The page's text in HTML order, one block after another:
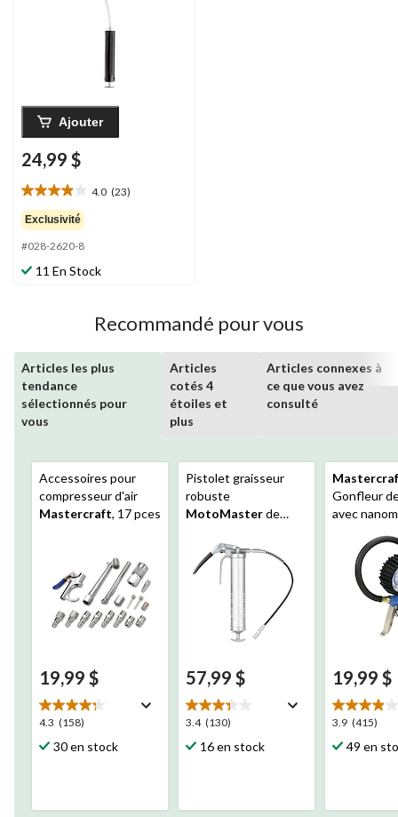
Ajouter
24,99 $
4.0 (23)
4.0
étoile(s)
sur
5.
23
Exclusivité
#028-2620-8
11 En Stock
Recommandé pour vous
Articles les plus
tendance
sélectionnés pour
vous
Articles
cotés 4
étoiles et
plus
Articles connexes à
ce que vous avez
consulté
Accessoires pour
compresseur d'air
Mastercraft, 17 pces
19,99 $
4.3 (158)
4.3
étoile(s)
sur
évaluations
30 en stock
Pistolet graisseur
robuste
MotoMasterde
de remplissage,
jusqu'à 7 000 lb/po2
57,99 $
3.4 (130)
3.4
étoile(s)
sur
évaluations
16 en stock
Gonfleur
avec
19,99 $
3.9 (415)
3.9
étoile(s)
sur
49 en